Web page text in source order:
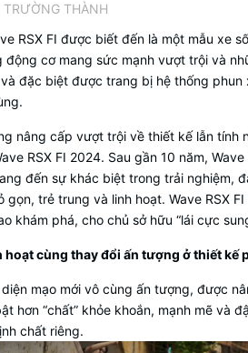
TRƯỜNG THÀNH
RSX FI được biết đến là một mẫu xe
cơ mang sức mạnh vượt trội và
đặc biệt được trang bị hệ thống
nâng cấp vượt trội về thiết kế lẫn tính
RSX FI 2024. Sau gần 10 năm,
đến sự khác biệt trong trải nghiệm,
gọn, trẻ trung và linh hoạt. Wave RSX
khám phá, cho chủ sở hữu “lái cực
cùng thay đổi ấn tượng ở thiết kế
diện mạo mới vô cùng ấn tượng, được
hơn “chất” khỏe khoắn, mạnh mẽ và
chất riêng.